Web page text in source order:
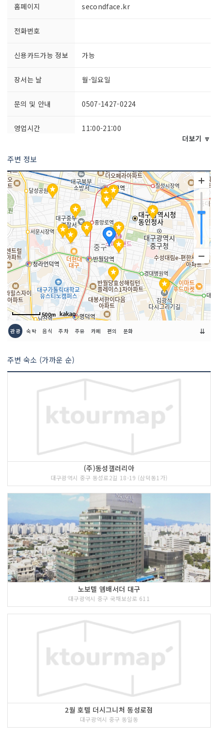
홈페이지 secondface.kr
전화번호
신용카드가능 정보 가능
장서는 날 월-일요일
문의 및 안내 0507-1427-0224
영업시간 11:00-21:00
화장실 설명 있음
판매 품목 의약품/의료용 기기
더보기 🔽
주변 정보
500m
관광 숙박 음식 주차 주유 카페 편의 문화 ⇊
주변 숙소 (가까운 순)
(주)동성갤러리아
대구광역시 중구 동성로2길 18-19 (삼덕동1가)
노보텔 앰배서더 대구
대구광역시 중구 국채보상로 611
2월 호텔 더시그니처 동성로점
대구광역시 중구 동일동